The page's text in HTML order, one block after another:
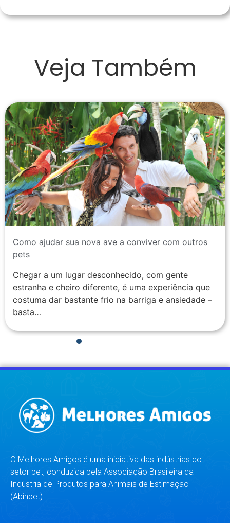
Veja Também
Como ajudar sua nova ave a conviver com outros
pets
Chegar a um lugar desconhecido, com gente
estranha e cheiro diferente, é uma experiência que
costuma dar bastante frio na barriga e ansiedade –
basta…
O Melhores Amigos é uma iniciativa das indústrias do
setor pet, conduzida pela Associação Brasileira da
Indústria de Produtos para Animais de Estimação
(Abinpet).